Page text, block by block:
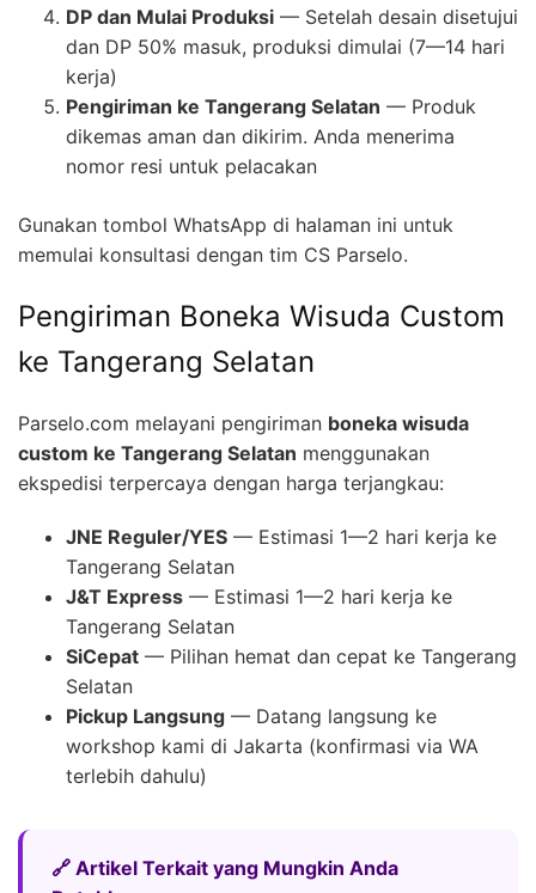
DP dan Mulai Produksi — Setelah desain disetujui
dan DP 50% masuk, produksi dimulai (7—14 hari
kerja)
Pengiriman ke Tangerang Selatan — Produk
dikemas aman dan dikirim. Anda menerima
nomor resi untuk pelacakan
Gunakan tombol WhatsApp di halaman ini untuk
memulai konsultasi dengan tim CS Parselo.
Pengiriman Boneka Wisuda Custom
ke Tangerang Selatan
Parselo.com melayani pengiriman boneka wisuda
custom ke Tangerang Selatan menggunakan
ekspedisi terpercaya dengan harga terjangkau:
JNE Reguler/YES — Estimasi 1—2 hari kerja ke
Tangerang Selatan
J&T Express — Estimasi 1—2 hari kerja ke
Tangerang Selatan
SiCepat — Pilihan hemat dan cepat ke Tangerang
Selatan
Pickup Langsung — Datang langsung ke
workshop kami di Jakarta (konfirmasi via WA
terlebih dahulu)
🔗 Artikel Terkait yang Mungkin Anda